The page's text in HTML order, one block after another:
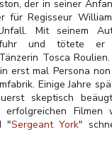
der in seiner
für Regisseur
Mit seinem
und tötete er
Tosca
erst mal Persona
Einige Jahre
skeptisch
erfolgreichen Filmen
"Sergeant York"